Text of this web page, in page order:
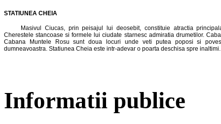
STATIUNEA CHEIA
Masivul Ciucas, prin peisajul lui deosebit, constituie atractia
Cherestele stancoase si formele lui ciudate starnesc admiratia drumetilor.
Cabana Muntele Rosu sunt doua locuri unde veti putea poposi si
dumneavoastra. Statiunea Cheia este intr-adevar o poarta deschisa spre inaltimi.
Informatii publice